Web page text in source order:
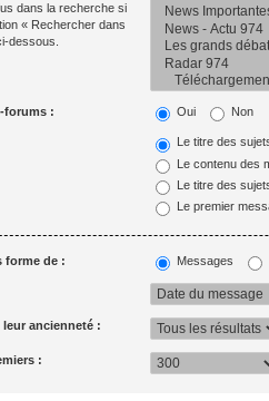
dans la recherche si
« Rechercher dans
dessous.
forums : Oui Non
Le titre des
Le contenu des
Le titre des
Le premier
forme de : Messages
ancienneté :
: